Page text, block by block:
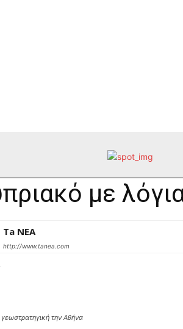
με
Ta NEA
http://www.tanea.com
την Αθήνα